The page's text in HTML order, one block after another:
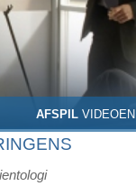
AFSPIL VIDEOEN